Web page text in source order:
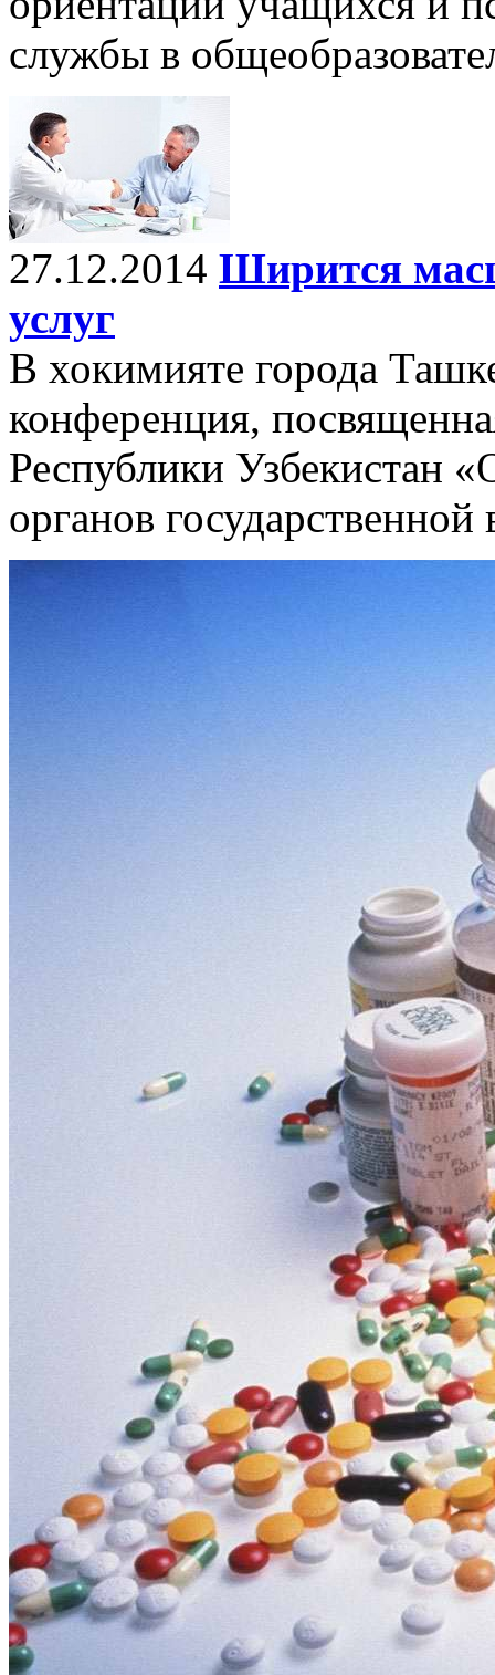
службы в
27.12.2014 Ширится
услуг
В хокимияте города
конференция,
Республики Узбекистан
органов